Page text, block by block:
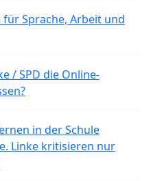
für Sprache, Arbeit und
/ SPD die Online-
in der Schule
Linke kritisieren nur